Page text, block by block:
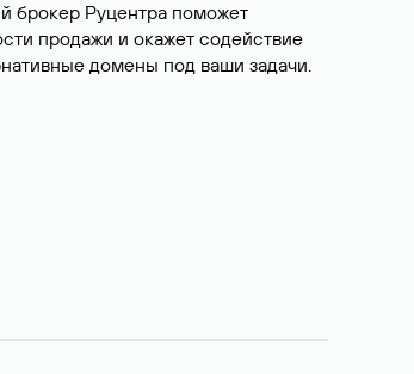
брокер Руцентра поможет
продажи и окажет содействие
домены под ваши задачи.